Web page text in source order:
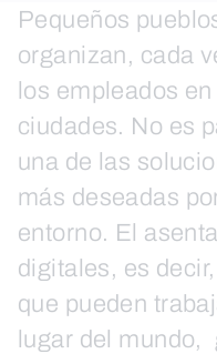
Pequeños
organizan, cada
los empleados
ciudades. No es
una de las
más deseadas
entorno. El
digitales, es
que pueden
lugar del mundo,